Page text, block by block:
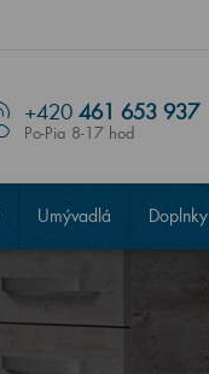
+420 461 653 937
Po-Pia 8-17 hod
Umývadlá Doplnky